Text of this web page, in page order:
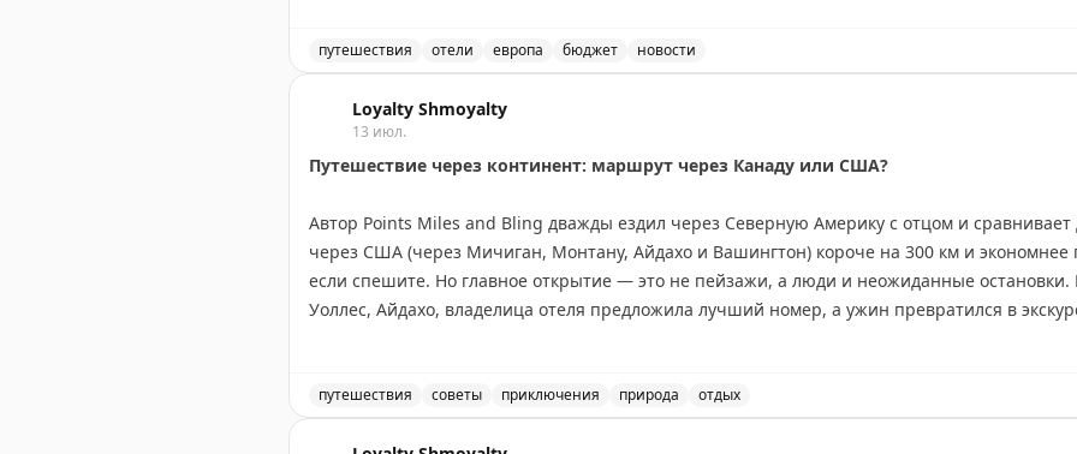
Самые экстравагантные кражи показывают фантазию постояльцев: в Берлине гости
рояль, во Франции — чучело кабана. Также зафиксированы случаи кражи дверных
композиций.
Интересно, что предпочтения в краже различаются в зависимости от звездности отеля.
Этот опрос показывает, что даже в эпоху путешествий и туризма некоторые гости не могут
взять на память что-то из номера. Отельеры уже привыкли к таким потерям и
проживания.
путешествия отели европа бюджет новости
Loyalty Shmoyalty
13 июл.
Путешествие через континент: маршрут через Канаду или США?
Автор Points Miles and Bling дважды ездил через Северную Америку с отцом и
через США (через Мичиган, Монтану, Айдахо и Вашингтон) короче на 300 км и экономнее
если спешите. Но главное открытие — это не пейзажи, а люди и неожиданные остановки.
Уоллес, Айдахо, владелица отеля предложила лучший номер, а ужин превратился в
посетив малые города вроде Вавы или Муз-Джо. Если спешите — США справедливо
оставить место для неожиданных открытий.
путешествия советы приключения природа отдых